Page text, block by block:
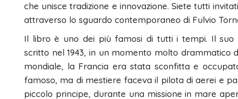
che unisce tradizione e innovazione. Siete tutti
attraverso lo sguardo contemporaneo di Fulvio
Il libro è uno dei più famosi di tutti i tempi. Il suo
scritto nel 1943, in un momento molto drammatico
mondiale, la Francia era stata sconfitta e
famoso, ma di mestiere faceva il pilota di aerei e
piccolo principe, durante una missione in mare